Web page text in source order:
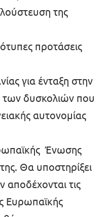
της
προτάσεις
για ένταξη στην
των δυσκολιών που
αυτονομίας
Ένωσης
Θα υποστηρίξει
τις
Ευρωπαϊκής